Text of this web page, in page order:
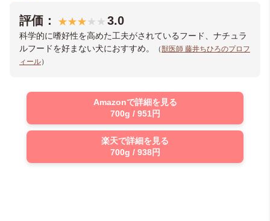
評価： 3.0
科学的に嗜好性を高めた工夫がされているフード、ナチュラ
ルフードを好まない犬におすすめ。
（獣医師 藤井ちひろのプロフ
ィール）
Amazonで詳細を見る
700g / 951円
楽天で詳細を見る
700g / 938円